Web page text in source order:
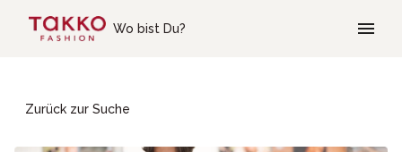
Wo bist Du?
Zurück zur Suche